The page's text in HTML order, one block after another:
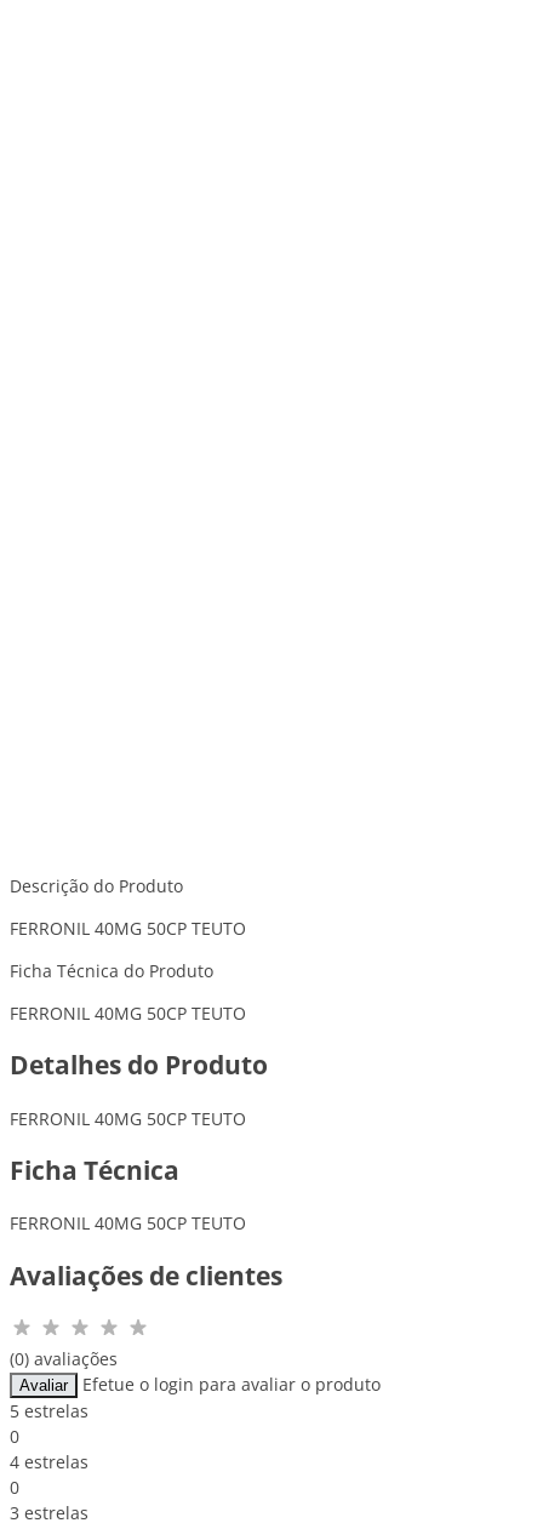
Descrição do Produto
FERRONIL 40MG 50CP TEUTO
Ficha Técnica do Produto
FERRONIL 40MG 50CP TEUTO
Detalhes do Produto
FERRONIL 40MG 50CP TEUTO
Ficha Técnica
FERRONIL 40MG 50CP TEUTO
Avaliações de clientes
(0) avaliações
Avaliar
Efetue o login para avaliar o produto
5 estrelas
0
4 estrelas
0
3 estrelas